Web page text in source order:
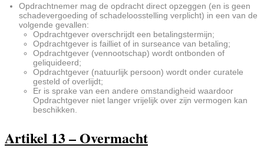
Opdrachtnemer mag de opdracht direct opzeggen (en is geen
schadevergoeding of schadeloosstelling verplicht) in een van de
volgende gevallen:
Opdrachtgever overschrijdt een betalingstermijn;
Opdrachtgever is failliet of in surseance van betaling;
Opdrachtgever (vennootschap) wordt ontbonden of
geliquideerd;
Opdrachtgever (natuurlijk persoon) wordt onder curatele
gesteld of overlijdt;
Er is sprake van een andere omstandigheid waardoor
Opdrachtgever niet langer vrijelijk over zijn vermogen kan
beschikken.
Artikel 13 – Overmacht